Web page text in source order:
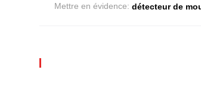
Mettre en évidence: détecteur de